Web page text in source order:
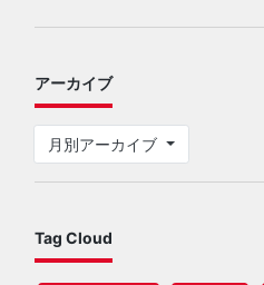
アーカイブ
月別アーカイブ
Tag Cloud